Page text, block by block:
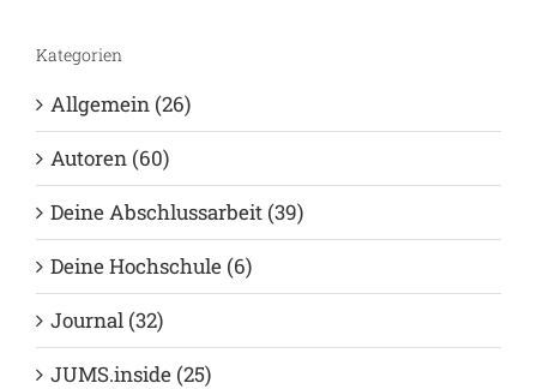
Kategorien
Allgemein (26)
Autoren (60)
Deine Abschlussarbeit (39)
Deine Hochschule (6)
Journal (32)
JUMS.inside (25)